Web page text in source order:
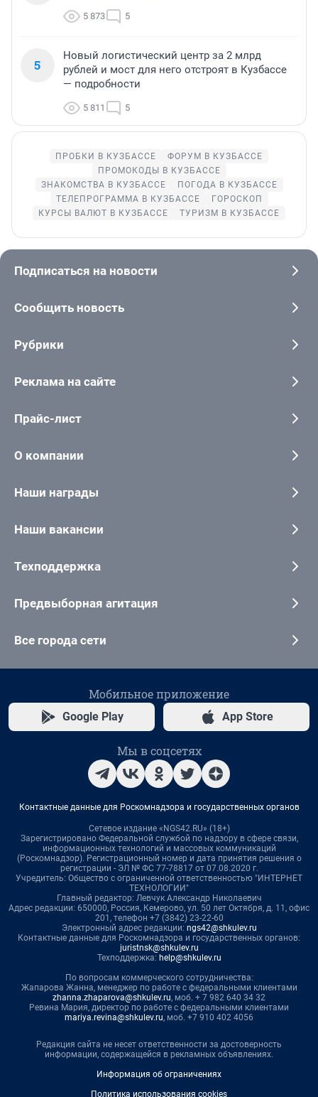
5 873 5
5
Новый логистический центр за 2 млрд
рублей и мост для него отстроят в Кузбассе
— подробности
5 811 5
ПРОБКИ В КУЗБАССЕ
ФОРУМ В КУЗБАССЕ
ПРОМОКОДЫ В КУЗБАССЕ
ЗНАКОМСТВА В КУЗБАССЕ
ПОГОДА В КУЗБАССЕ
ТЕЛЕПРОГРАММА В КУЗБАССЕ
ГОРОСКОП
КУРСЫ ВАЛЮТ В КУЗБАССЕ
ТУРИЗМ В КУЗБАССЕ
Подписаться на новости
Сообщить новость
Рубрики
Реклама на сайте
Прайс-лист
О компании
Наши награды
Наши вакансии
Техподдержка
Предвыборная агитация
Все города сети
Мобильное приложение
Google Play App Store
Мы в соцсетях
Контактные данные для Роскомнадзора и государственных органов
Сетевое издание «NGS42.RU» (18+)
Зарегистрировано Федеральной службой по надзору в сфере связи,
информационных технологий и массовых коммуникаций
(Роскомнадзор). Регистрационный номер и дата принятия решения о
регистрации - ЭЛ № ФС 77-78817 от 07.08.2020 г.
Учредитель: Общество с ограниченной ответственностью "ИНТЕРНЕТ
ТЕХНОЛОГИИ"
Главный редактор: Левчук Александр Николаевич
Адрес редакции: 650000, Россия, Кемерово, ул. 50 лет Октября, д. 11, офис
201, телефон +7 (3842) 23-22-60
Электронный адрес редакции: ngs42@shkulev.ru
Контактные данные для Роскомнадзора и государственных органов:
juristnsk@shkulev.ru
Техподдержка: help@shkulev.ru
По вопросам коммерческого сотрудничества:
Жапарова Жанна, менеджер по работе с федеральными клиентами
zhanna.zhaparova@shkulev.ru, моб. + 7 982 640 34 32
Ревина Мария, директор по работе с федеральными клиентами
mariya.revina@shkulev.ru, моб. +7 910 402 4056
Редакция сайта не несет ответственности за достоверность
информации, содержащейся в рекламных объявлениях.
Информация об ограничениях
Политика использования cookies